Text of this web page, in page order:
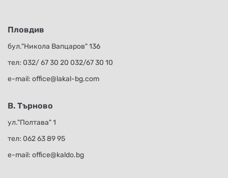
Пловдив
бул."Никола Вапцаров" 136
тел: 032/ 67 30 20 032/67 30 10
е-mail: office@lakal-bg.com
В. Търново
ул."Полтава" 1
тел: 062 63 89 95
е-mail: office@kaldo.bg